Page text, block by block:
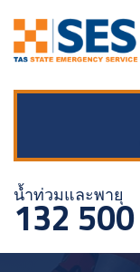
น้ำท่วมและพายุ
132 500